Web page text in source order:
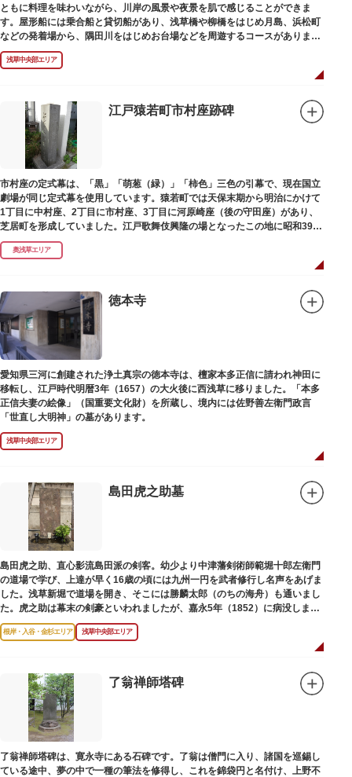
ともに料理を味わいながら、川岸の風景や夜景を肌で感じることができま
す。屋形船には乗合船と貸切船があり、浅草橋や柳橋をはじめ月島、浜松町
などの発着場から、隅田川をはじめお台場などを周遊するコースがありま
す。
浅草中央部エリア
江戸猿若町市村座跡碑
市村座の定式幕は、「黒」「萌葱（緑）」「柿色」三色の引幕で、現在国立
劇場が同じ定式幕を使用しています。猿若町では天保末期から明治にかけて
1丁目に中村座、2丁目に市村座、3丁目に河原崎座（後の守田座）があり、
芝居町を形成していました。江戸歌舞伎興隆の場となったこの地に昭和39年
（1964）に跡碑が建てられました。
奥浅草エリア
徳本寺
愛知県三河に創建された浄土真宗の徳本寺は、檀家本多正信に請われ神田に
移転し、江戸時代明暦3年（1657）の大火後に西浅草に移りました。「本多
正信夫妻の絵像」（国重要文化財）を所蔵し、境内には佐野善左衛門政言
「世直し大明神」の墓があります。
浅草中央部エリア
島田虎之助墓
島田虎之助、直心影流島田派の剣客。幼少より中津藩剣術師範堀十郎左衛門
の道場で学び、上達が早く16歳の頃には九州一円を武者修行し名声をあげま
した。浅草新堀で道場を開き、そこには勝麟太郎（のちの海舟）も通いまし
た。虎之助は幕末の剣豪といわれましたが、嘉永5年（1852）に病没しまし
た。お墓は正定寺（しょうじょうじ）にあります。
根岸・入谷・金杉エリア 浅草中央部エリア
了翁禅師塔碑
了翁禅師塔碑は、寛永寺にある石碑です。了翁は僧門に入り、諸国を巡錫し
ている途中、夢の中で一種の筆法を修得し、これを錦袋円と名付け、上野不